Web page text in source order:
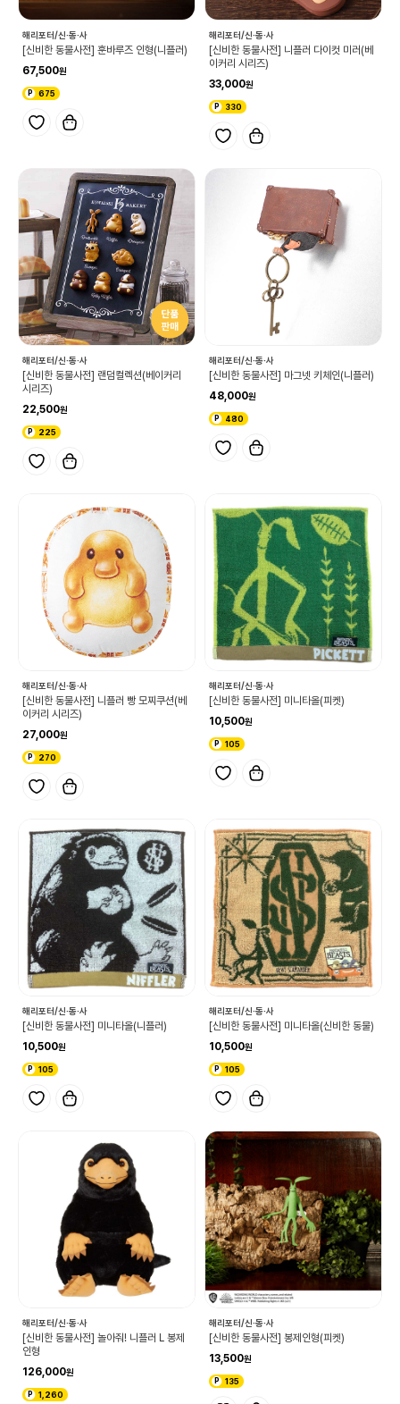
해리포터/신·동·사
[신비한 동물사전] 훈바루즈 인형(니플러)
67,500
675
해리포터/신·동·사
[신비한 동물사전] 니플러 다이컷 미러(베
이커리 시리즈)
33,000
330
해리포터/신·동·사
[신비한 동물사전] 랜덤컬렉션(베이커리
시리즈)
22,500
225
해리포터/신·동·사
[신비한 동물사전] 마그넷 키체인(니플러)
48,000
480
해리포터/신·동·사
[신비한 동물사전] 니플러 빵 모찌쿠션(베
이커리 시리즈)
27,000
270
해리포터/신·동·사
[신비한 동물사전] 미니타올(피켓)
10,500
105
해리포터/신·동·사
[신비한 동물사전] 미니타올(니플러)
10,500
105
해리포터/신·동·사
[신비한 동물사전] 미니타올(신비한 동물)
10,500
105
해리포터/신·동·사
[신비한 동물사전] 놀아줘! 니플러 L 봉제
인형
126,000
1,260
해리포터/신·동·사
[신비한 동물사전] 봉제인형(피켓)
13,500
135